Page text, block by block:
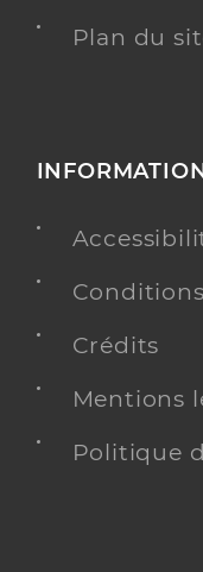
Plan du
Crédits
Mentions
Politique